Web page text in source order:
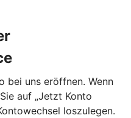
bei uns eröffnen. Wenn
auf „Jetzt Konto
loszulegen.